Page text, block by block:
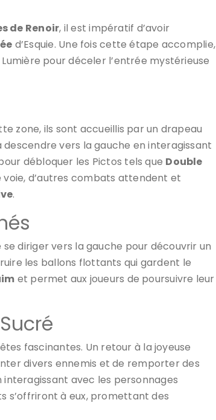
de Renoir, il est impératif d’avoir
d’Esquie. Une fois cette étape accomplie,
pour déceler l’entrée mystérieuse
zone, ils sont accueillis par un drapeau
descendre vers la gauche en interagissant
débloquer les Pictos tels que Double
d’autres combats attendent et
.
diriger vers la gauche pour découvrir un
les ballons flottants qui gardent le
et permet aux joueurs de poursuivre leur
fascinantes. Un retour à la joyeuse
divers ennemis et de remporter des
interagissant avec les personnages
s’offriront à eux, promettant des